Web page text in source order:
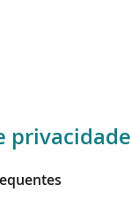
privacidade